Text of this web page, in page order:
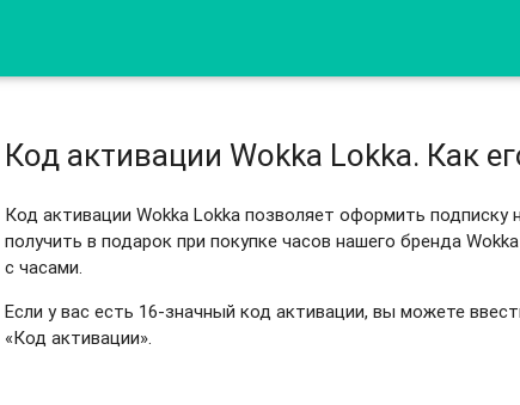
Код активации Wokka Lokka. Как
Код активации Wokka Lokka позволяет оформить
получить в подарок при покупке часов нашего бренда
с часами.
Если у вас есть 16-значный код активации, вы можете
«Код активации».